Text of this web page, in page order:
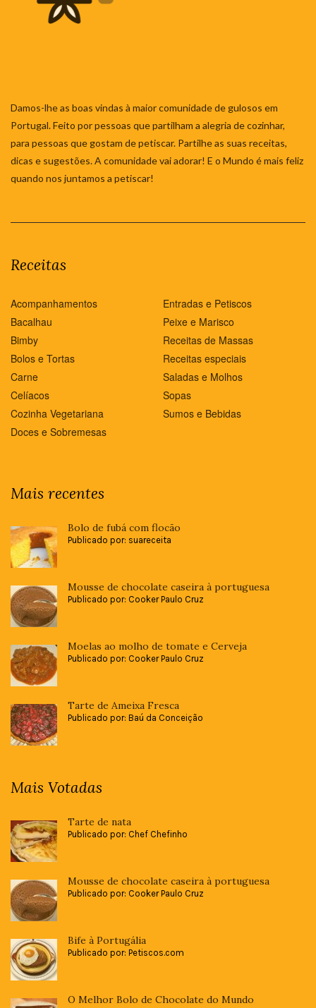
Damos-lhe as boas vindas à maior comunidade de gulosos em
Portugal. Feito por pessoas que partilham a alegria de cozinhar,
para pessoas que gostam de petiscar. Partilhe as suas receitas,
dicas e sugestões. A comunidade vai adorar! E o Mundo é mais feliz
quando nos juntamos a petiscar!
Receitas
Acompanhamentos
Bacalhau
Bimby
Bolos e Tortas
Carne
Celíacos
Cozinha Vegetariana
Doces e Sobremesas
Entradas e Petiscos
Peixe e Marisco
Receitas de Massas
Receitas especiais
Saladas e Molhos
Sopas
Sumos e Bebidas
Mais recentes
Bolo de fubá com flocão
Publicado por: suareceita
Mousse de chocolate caseira à portuguesa
Publicado por: Cooker Paulo Cruz
Moelas ao molho de tomate e Cerveja
Publicado por: Cooker Paulo Cruz
Tarte de Ameixa Fresca
Publicado por: Baú da Conceição
Mais Votadas
Tarte de nata
Publicado por: Chef Chefinho
Mousse de chocolate caseira à portuguesa
Publicado por: Cooker Paulo Cruz
Bife à Portugália
Publicado por: Petiscos.com
O Melhor Bolo de Chocolate do Mundo